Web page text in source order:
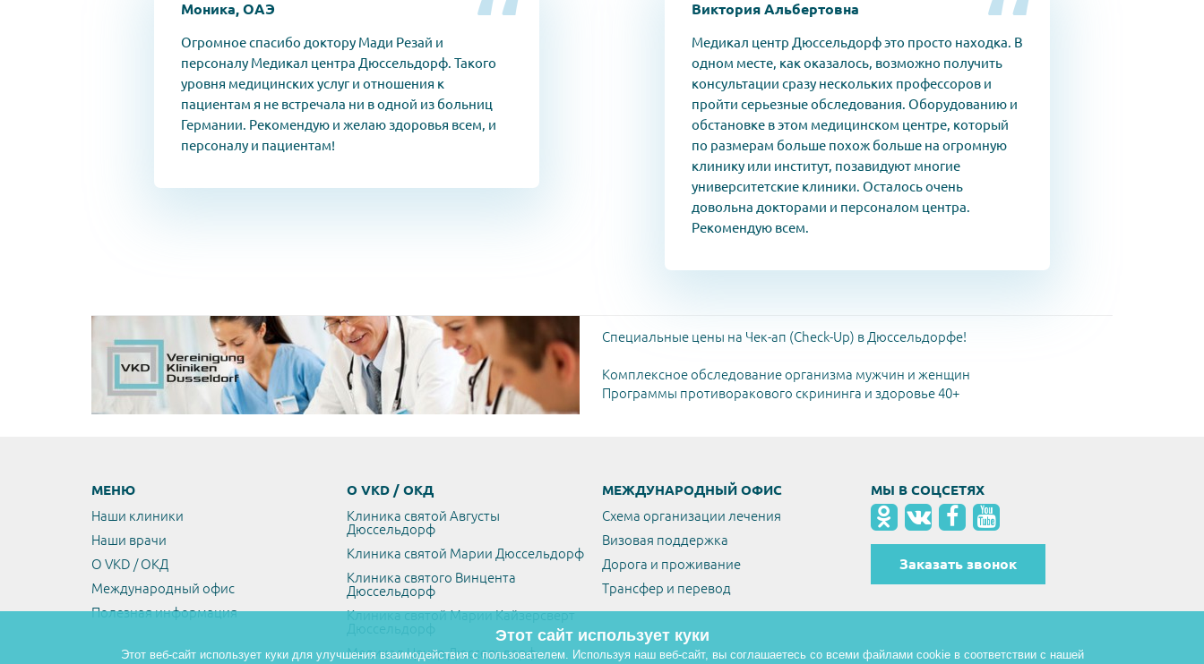
Моника, ОАЭ
Огромное спасибо доктору Мади Резай и
персоналу Медикал центра Дюссельдорф. Такого
уровня медицинских услуг и отношения к
пациентам я не встречала ни в одной из больниц
Германии. Рекомендую и желаю здоровья всем, и
персоналу и пациентам!
Виктория Альбертовна
Медикал центр Дюссельдорф это просто находка. В
одном месте, как оказалось, возможно получить
консультации сразу нескольких профессоров и
пройти серьезные обследования. Оборудованию и
обстановке в этом медицинском центре, который
по размерам больше похож больше на огромную
клинику или институт, позавидуют многие
университетские клиники. Осталось очень
довольна докторами и персоналом центра.
Рекомендую всем.
Специальные цены на Чек-ап (Check-Up) в Дюссельдорфе!
Комплексное обследование организма мужчин и женщин
Программы противоракового скрининга и здоровье 40+
МЕНЮ
Наши клиники
Наши врачи
О VKD / ОКД
Международный офис
Полезная информация
О VKD / ОКД
Клиника святой Августы
Дюссельдорф
Клиника святой Марии Дюссельдорф
Клиника святого Винцента
Дюссельдорф
Клиника святой Марии Кайзерсверт
Дюссельдорф
Медикал Центр Дюссельдорф
МЕЖДУНАРОДНЫЙ ОФИС
Схема организации лечения
Визовая поддержка
Дорога и проживание
Трансфер и перевод
МЫ В СОЦСЕТЯХ
Заказать звонок
Этот сайт использует куки
Этот веб-сайт использует куки для улучшения взаимодействия с пользователем. Используя наш веб-сайт, вы соглашаетесь со всеми файлами cookie в соответствии с нашей